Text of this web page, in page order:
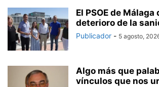
El PSOE de
deterioro de la
Publicador - 5 agosto,
Algo más que
vínculos que nos